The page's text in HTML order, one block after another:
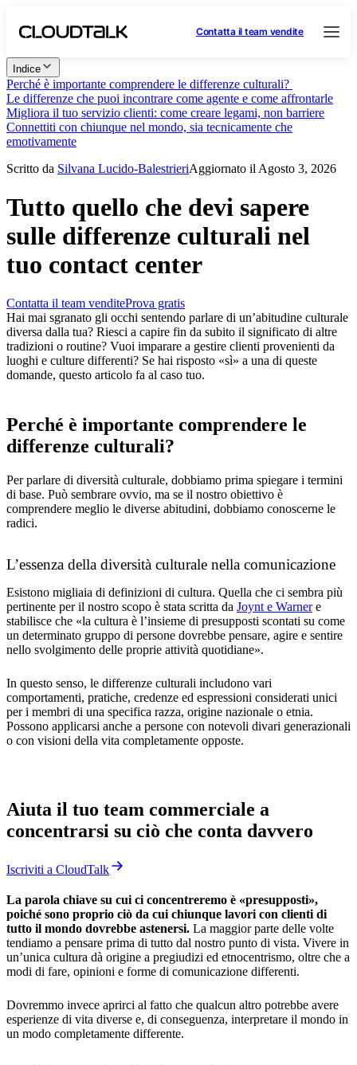
Contatta il team vendite
Indice
Perché è importante comprendere le differenze culturali?
Le differenze che puoi incontrare come agente e come affrontarle
Migliora il tuo servizio clienti: come creare legami, non barriere
Connettiti con chiunque nel mondo, sia tecnicamente che
emotivamente
Scritto da Silvana Lucido-BalestrieriAggiornato il Agosto 3, 2026
Tutto quello che devi sapere
sulle differenze culturali nel
tuo contact center
Contatta il team venditeProva gratis
Hai mai sgranato gli occhi sentendo parlare di un’abitudine culturale
diversa dalla tua? Riesci a capire fin da subito il significato di altre
tradizioni o routine? Vuoi imparare a gestire clienti provenienti da
luoghi e culture differenti? Se hai risposto «sì» a una di queste
domande, questo articolo fa al caso tuo.
Perché è importante comprendere le
differenze culturali?
Per parlare di diversità culturale, dobbiamo prima spiegare i termini
di base. Può sembrare ovvio, ma se il nostro obiettivo è
comprendere meglio le diverse abitudini, dobbiamo conoscerne le
radici.
L’essenza della diversità culturale nella comunicazione
Esistono migliaia di definizioni di cultura. Quella che ci sembra più
pertinente per il nostro scopo è stata scritta da Joynt e Warnere
stabilisce che «la cultura è l’insieme di presupposti scontati su come
un determinato gruppo di persone dovrebbe pensare, agire e sentire
nello svolgimento delle proprie attività quotidiane».
In questo senso, le differenze culturali includono vari
comportamenti, pratiche, credenze ed espressioni considerati unici
per i membri di una specifica razza, origine nazionale o etnia.
Possono applicarsi anche a persone con notevoli divari generazionali
o con visioni della vita completamente opposte.
Aiuta il tuo team commerciale a
concentrarsi su ciò che conta davvero
Iscriviti a CloudTalk
La parola chiave su cui ci concentreremo è «presupposti»,
poiché sono proprio ciò da cui chiunque lavori con clienti di
tutto il mondo dovrebbe astenersi. La maggior parte delle volte
tendiamo a pensare prima di tutto dal nostro punto di vista. Vivere in
un’unica cultura dà origine a pregiudizi ed etnocentrismo, oltre che a
modi di fare, opinioni e forme di comunicazione differenti.
Dovremmo invece aprirci al fatto che qualcun altro potrebbe avere
esperienze di vita diverse e, di conseguenza, interpretare il mondo in
un modo completamente differente.